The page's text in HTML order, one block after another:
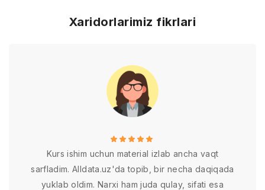
Xaridorlarimiz fikrlari
Kurs ishim uchun material izlab ancha vaqt
sarfladim. Alldata.uz'da topib, bir necha daqiqada
yuklab oldim. Narxi ham juda qulay, sifati esa